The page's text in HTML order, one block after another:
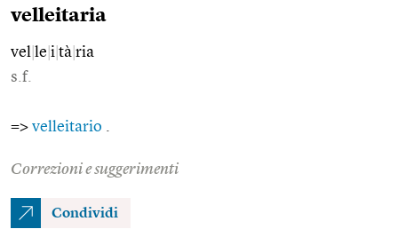
velleitaria
vel le i tà ria
s.f.
=> velleitario
Correzioni e suggerimenti
Condividi